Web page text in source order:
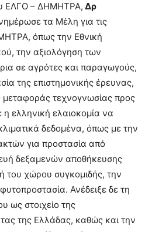
ΕΛΓΟ – ΔΗΜΗΤΡΑ, Δρ
τα Μέλη για τις
όπως την Εθνική
την αξιολόγηση των
σε αγρότες και παραγωγούς,
της επιστημονικής έρευνας,
μεταφοράς τεχνογνωσίας προς
ελληνική ελαιοκομία να
δεδομένα, όπως με την
για προστασία από
δεξαμενών αποθήκευσης
του χώρου συγκομιδής, την
Ανέδειξε δε τη
ως στοιχείο της
της Ελλάδας, καθώς και την